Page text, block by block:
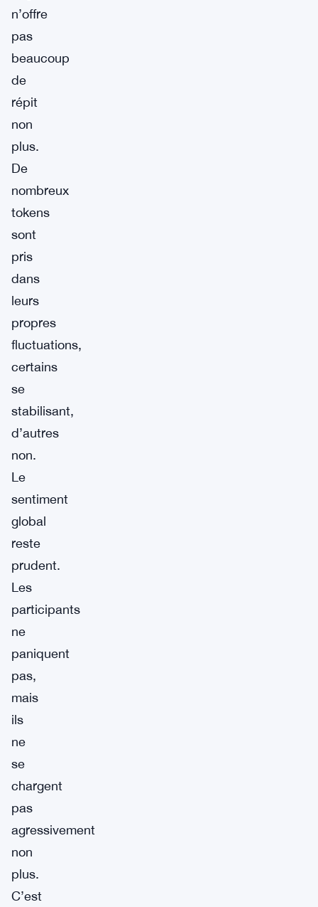
n’offre
pas
beaucoup
de
répit
non
plus.
De
nombreux
tokens
sont
pris
dans
leurs
propres
fluctuations,
certains
se
stabilisant,
d’autres
non.
Le
sentiment
global
reste
prudent.
Les
participants
ne
paniquent
pas,
mais
ils
ne
se
chargent
pas
agressivement
non
plus.
C’est